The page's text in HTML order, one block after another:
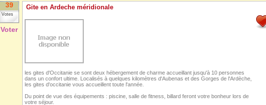
39
Votes
Voter
Gite en Ardeche méridionale
les gites d'Occitanie se sont deux hébergement de charme accueillant jusqu'à 10 personnes
dans un confort ultime. Localisés à quelques kilomètres d'Aubenas et des Gorges de l'Ardèche,
les gites d'occitanie vous accueillent toute l'année.
Du point de vue des équipements : piscine, salle de fitness, billard feront votre bonheur lors de
votre séjour.